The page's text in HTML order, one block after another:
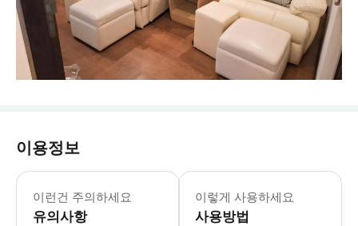
이용정보
이런건 주의하세요
유의사항
이렇게 사용하세요
사용방법